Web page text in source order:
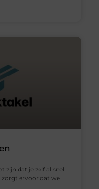
zijn dat je zelf al snel
zorgt ervoor dat we